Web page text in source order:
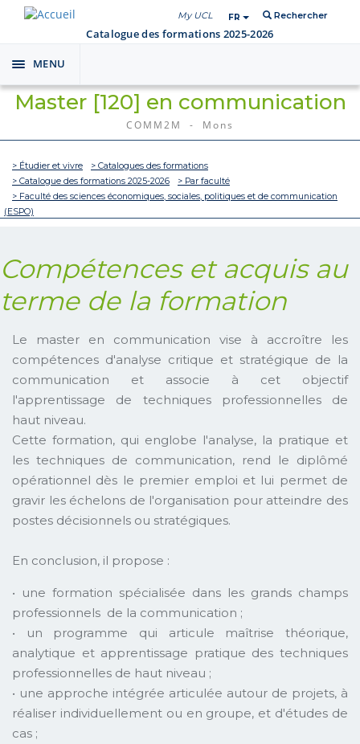
My UCL FR Rechercher
Catalogue des formations 2025-2026
Toggle
navigation
MENU
Master [120] en communication
COMM2M - Mons
> Étudier et vivre
> Catalogues des formations
> Catalogue des formations 2025-2026
> Par faculté
> Faculté des sciences économiques, sociales, politiques et de communication
(ESPO)
Compétences et acquis au
terme de la formation
Le master en communication vise à accroître les
compétences d'analyse critique et stratégique de la
communication et associe à cet objectif
l'apprentissage de techniques professionnelles de
haut niveau.
Cette formation, qui englobe l'analyse, la pratique et
les techniques de communication, rend le diplômé
opérationnel dès le premier emploi et lui permet de
gravir les échelons de l'organisation pour atteindre des
postes décisionnels ou stratégiques.
En conclusion, il propose :
• une formation spécialisée dans les grands champs
professionnels de la communication ;
• un programme qui articule maîtrise théorique,
analytique et apprentissage pratique des techniques
professionnelles de haut niveau ;
• une approche intégrée articulée autour de projets, à
réaliser individuellement ou en groupe, et d'études de
cas ;